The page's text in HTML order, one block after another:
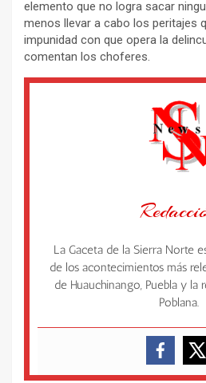
elemento que no logra sacar
menos llevar a cabo los peritajes
impunidad con que opera la
comentan los choferes.
La Gaceta de la Sierra Norte
de los acontecimientos más
de Huauchinango, Puebla y
Poblana.